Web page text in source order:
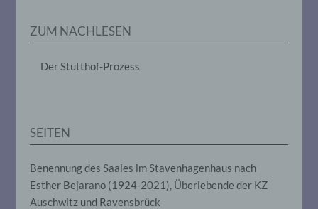
ZUM NACHLESEN
Der Stutthof-Prozess
SEITEN
Benennung des Saales im Stavenhagenhaus nach
Esther Bejarano (1924-2021), Überlebende der KZ
Auschwitz und Ravensbrück
Anpassung oder Veränderung, das
Auslesen, das Abfragen, die Verwendung,
Verbreitung oder eine andere Form der
Einschränkung der Verarbeitung ist die
Markierung gespeicherter